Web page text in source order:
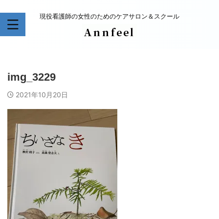
現役看護師の女性のためのケアサロン＆スクール
img_3229
2021年10月20日